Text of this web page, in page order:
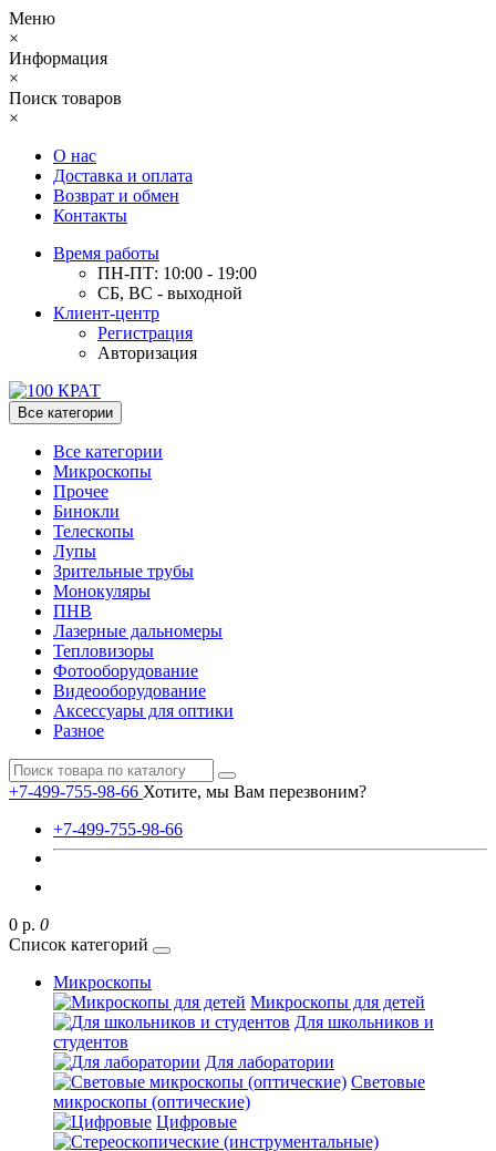
Меню
×
Информация
×
Поиск товаров
×
О нас
Доставка и оплата
Возврат и обмен
Контакты
Время работы
ПН-ПТ: 10:00 - 19:00
СБ, ВС - выходной
Клиент-центр
Регистрация
Авторизация
Все категории
Все категории
Микроскопы
Прочее
Бинокли
Телескопы
Лупы
Зрительные трубы
Монокуляры
ПНВ
Лазерные дальномеры
Тепловизоры
Фотооборудование
Видеооборудование
Аксессуары для оптики
Разное
+7-499-755-98-66 Хотите, мы Вам перезвоним?
+7-499-755-98-66
0 р. 0
Список категорий
Микроскопы
Микроскопы для детей
Для школьников и
студентов
Для лаборатории
Световые
микроскопы (оптические)
Цифровые